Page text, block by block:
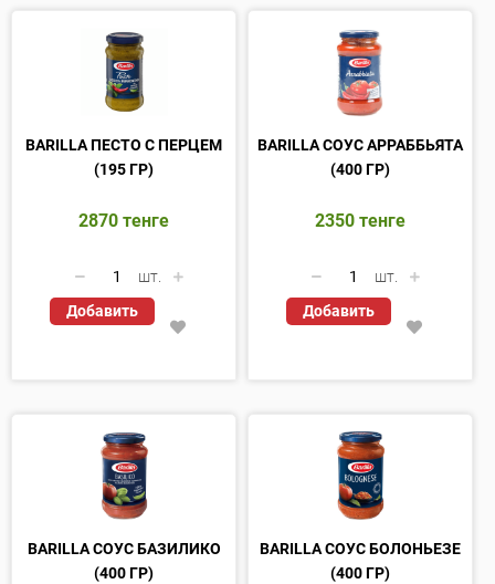
BARILLA ПЕСТО С ПЕРЦЕМ
(195 ГР)
2870 тенге
шт.
Добавить
BARILLA СОУС АРРАББЬЯТА
(400 ГР)
2350 тенге
шт.
Добавить
BARILLA СОУС БАЗИЛИКО
(400 ГР)
BARILLA СОУС БОЛОНЬЕЗЕ
(400 ГР)